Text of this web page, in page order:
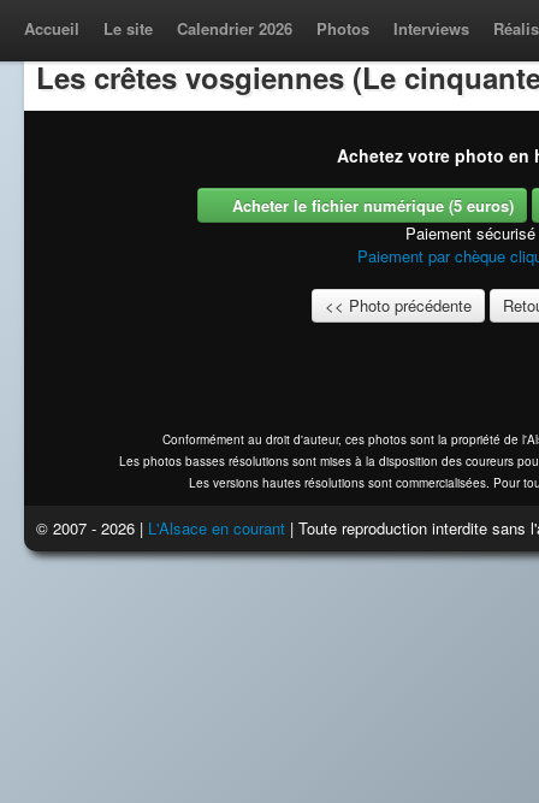
Accueil Le site Calendrier 2026 Photos Interviews
Les crêtes vosgiennes (Le
Achetez votre photo en
Acheter le fichier numérique (5 euros)
Paiement
Paiement par chèque
<< Photo précédente
Conformément au droit d'auteur, ces photos sont la propriété de
Les photos basses résolutions sont mises à la disposition des coureurs
Les versions hautes résolutions sont commercialisées. Pour
© 2007 - 2026 | L'Alsace en courant | Toute reproduction interdite sans